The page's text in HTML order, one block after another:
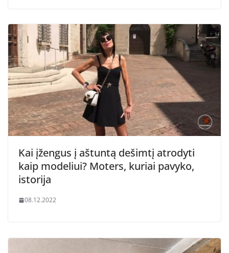
Kai įžengus į aštuntą dešimtį atrodyti
kaip modeliui? Moters, kuriai pavyko,
istorija
08.12.2022